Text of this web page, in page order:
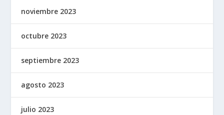
noviembre 2023
octubre 2023
septiembre 2023
agosto 2023
julio 2023